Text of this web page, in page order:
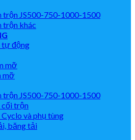
trộn JS500-750-1000-1500
trộn khác
tự động
mỡ
mỡ
trộn JS500-750-1000-1500
trộn
và phụ tùng
băng tải